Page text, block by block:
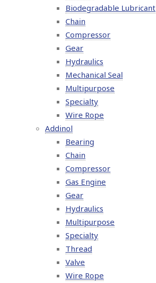
Biodegradable Lubricant
Chain
Compressor
Gear
Hydraulics
Mechanical Seal
Multipurpose
Specialty
Wire Rope
Addinol
Bearing
Chain
Compressor
Gas Engine
Gear
Hydraulics
Multipurpose
Specialty
Thread
Valve
Wire Rope